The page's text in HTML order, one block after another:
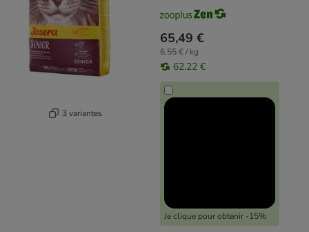
3 variantes
65,49 €
6,55 € / kg
62,22 €
Je clique pour obtenir -15%